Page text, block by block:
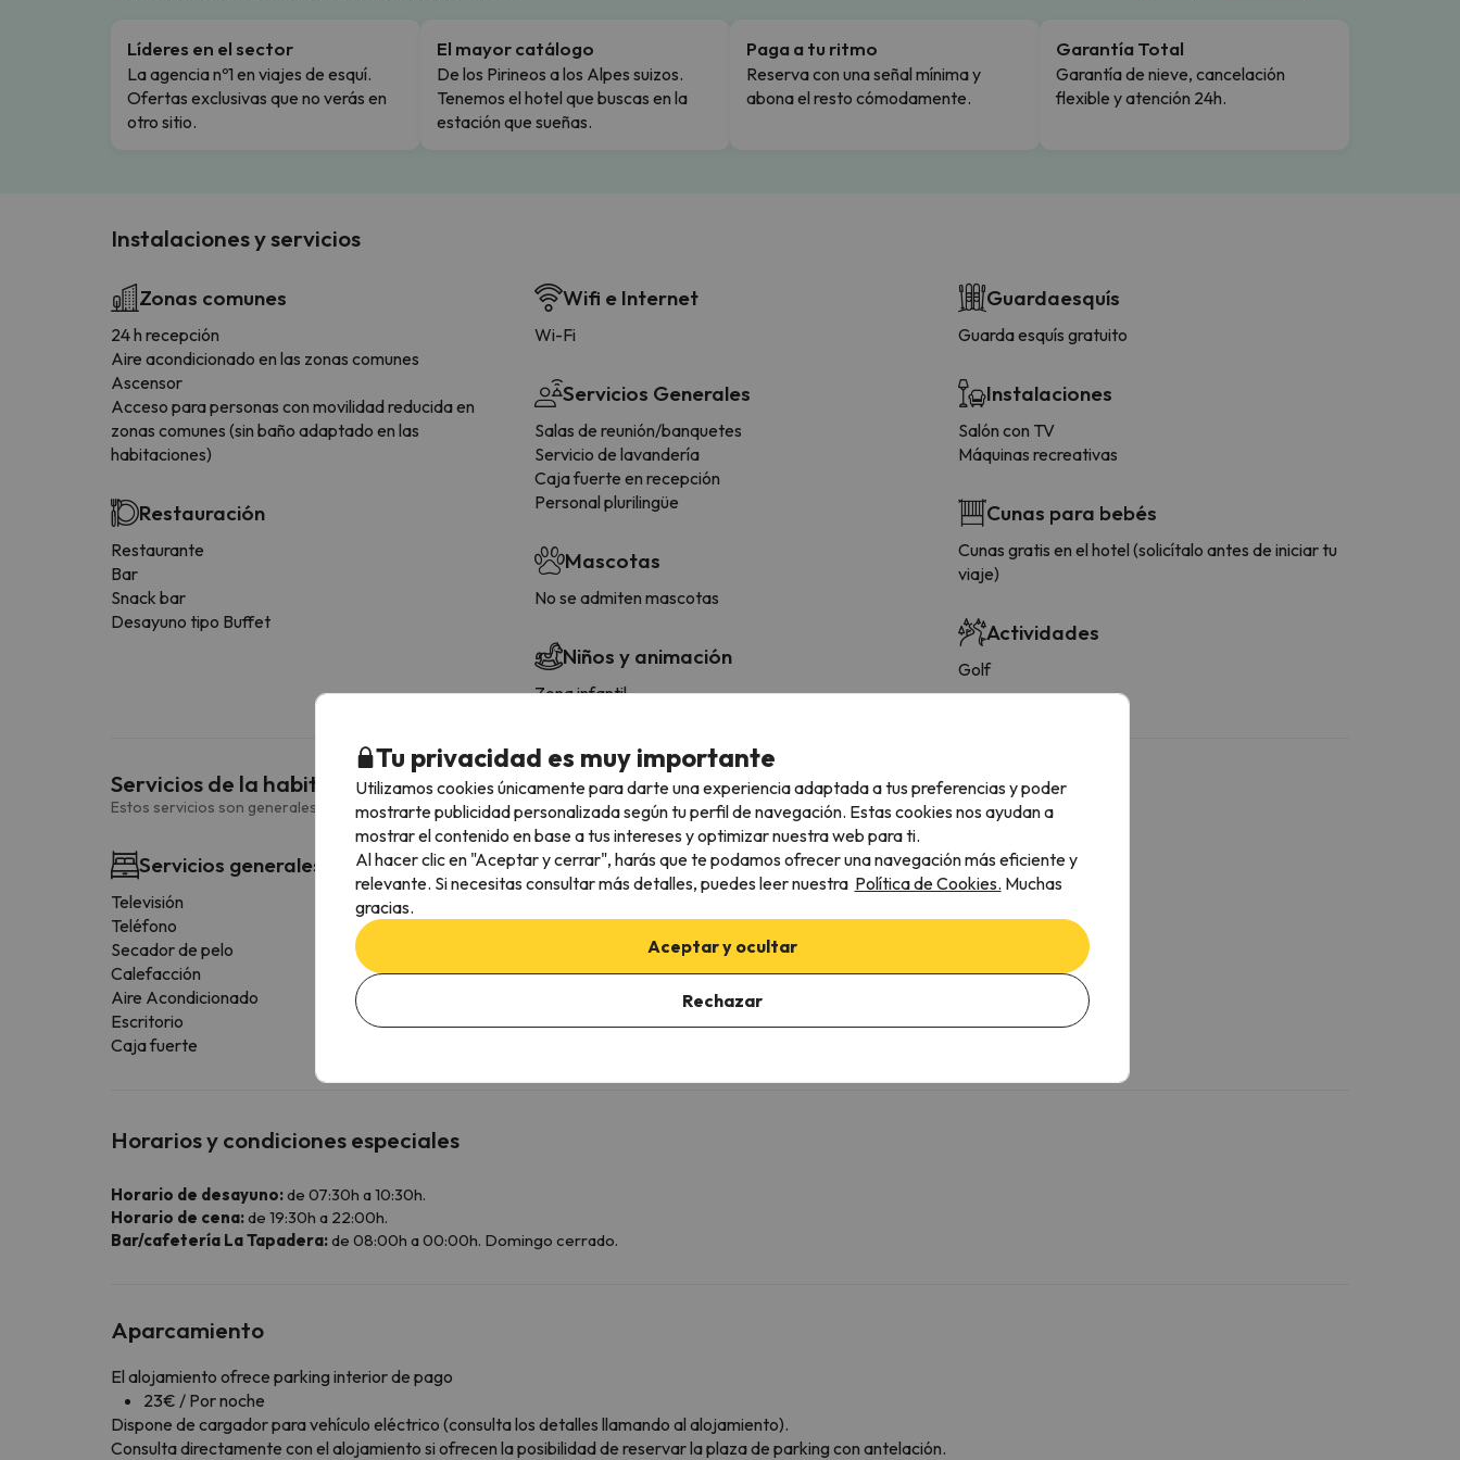
Líderes en el sector
La agencia nº1 en viajes de esquí.
Ofertas exclusivas que no verás en
otro sitio.
El mayor catálogo
De los Pirineos a los Alpes suizos.
Tenemos el hotel que buscas en la
estación que sueñas.
Paga a tu ritmo
Reserva con una señal mínima y
abona el resto cómodamente.
Garantía Total
Garantía de nieve, cancelación
flexible y atención 24h.
Instalaciones y servicios
Zonas comunes
24 h recepción
Aire acondicionado en las zonas comunes
Ascensor
Acceso para personas con movilidad reducida en
zonas comunes (sin baño adaptado en las
habitaciones)
Restauración
Restaurante
Bar
Snack bar
Desayuno tipo Buffet
Wifi e Internet
Wi-Fi
Servicios Generales
Salas de reunión/banquetes
Servicio de lavandería
Caja fuerte en recepción
Personal plurilingüe
Mascotas
No se admiten mascotas
Niños y animación
Zona infantil
Guardaesquís
Guarda esquís gratuito
Instalaciones
Salón con TV
Máquinas recreativas
Cunas para bebés
Cunas gratis en el hotel (solicítalo antes de iniciar tu
viaje)
Actividades
Golf
Servicios de la habitación
Estos servicios son generales y pueden variar según la tipología de habitación.
Servicios generales habitación
Televisión
Teléfono
Secador de pelo
Calefacción
Aire Acondicionado
Escritorio
Caja fuerte
Baño
Amenities
Ducha o bañera
Más servicios
Horarios y condiciones especiales
Horario de desayuno:de 07:30h a 10:30h.
Horario de cena:de 19:30h a 22:00h.
Bar/cafetería La Tapadera:de 08:00h a 00:00h. Domingo cerrado.
Aparcamiento
El alojamiento ofrece parking interior de pago
23€ / Por noche
Dispone de cargador para vehículo eléctrico (consulta los detalles llamando al alojamiento).
Consulta directamente con el alojamiento si ofrecen la posibilidad de reservar la plaza de parking con antelación.
Tu privacidad es muy importante
Utilizamos cookies únicamente para darte una experiencia adaptada a tus preferencias y poder
mostrarte publicidad personalizada según tu perfil de navegación. Estas cookies nos ayudan a
mostrar el contenido en base a tus intereses y optimizar nuestra web para ti.
Al hacer clic en "Aceptar y cerrar", harás que te podamos ofrecer una navegación más eficiente y
relevante. Si necesitas consultar más detalles, puedes leer nuestra Política de Cookies. Muchas
gracias.
Aceptar y ocultar
Rechazar